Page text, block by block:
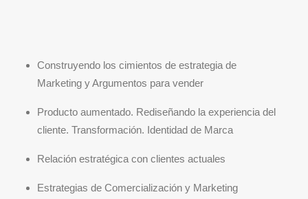
Construyendo los cimientos de estrategia de
Marketing y Argumentos para vender
Producto aumentado. Rediseñando la experiencia del
cliente. Transformación. Identidad de Marca
Relación estratégica con clientes actuales
Estrategias de Comercialización y Marketing